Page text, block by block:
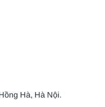
Hà, Hà Nội.